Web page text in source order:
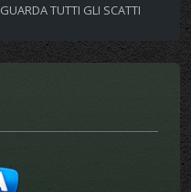
GUARDA TUTTI GLI SCATTI